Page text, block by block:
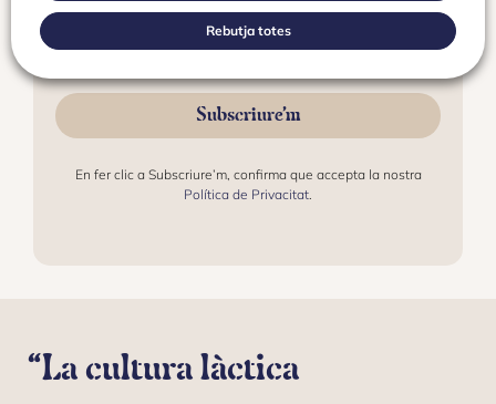
O
R
E
O
O
*
Subscriure’m
En fer clic a Subscriure’m, confirma que accepta la nostra
Política de Privacitat.
“La cultura làctica
Rebutja totes